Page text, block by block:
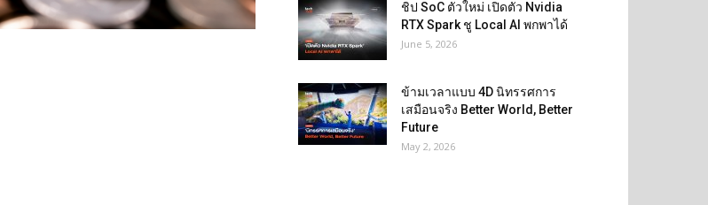
ชิป SoC ตัวใหม่ เปิดตัว Nvidia
RTX Spark ชู Local AI พกพาได้
June 5, 2026
ข้ามเวลาแบบ 4D นิทรรศการ
เสมือนจริง Better World, Better
Future
May 2, 2026